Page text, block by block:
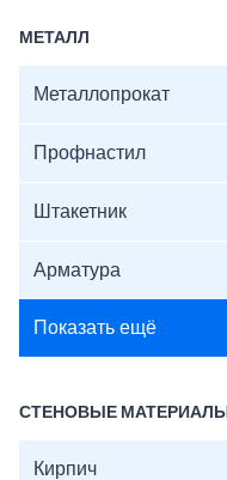
МЕТАЛЛ
Металлопрокат
Профнастил
Штакетник
Арматура
Показать ещё
СТЕНОВЫЕ МАТЕРИАЛЫ
Кирпич